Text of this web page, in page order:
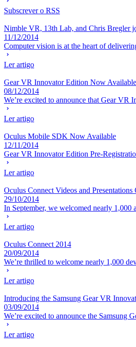
Subscrever o RSS
Nimble VR, 13th Lab, and Chris Bregler
11/12/2014
Computer vision is at the heart of
Ler artigo
Gear VR Innovator Edition Now Available
08/12/2014
We’re excited to announce that Gear
Ler artigo
Oculus Mobile SDK Now Available
12/11/2014
Gear VR Innovator Edition Pre-
Ler artigo
Oculus Connect Videos and Presentations
29/10/2014
In September, we welcomed nearly 1,000
Ler artigo
Oculus Connect 2014
20/09/2014
We’re thrilled to welcome nearly 1,000
Ler artigo
Introducing the Samsung Gear VR
03/09/2014
We’re excited to announce the Samsung
Ler artigo